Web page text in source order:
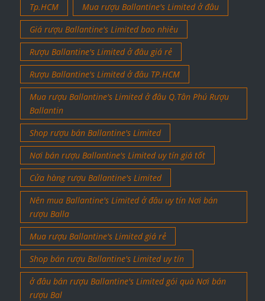
Tp.HCM
Mua rượu Ballantine's Limited ở đâu
Giá rượu Ballantine's Limited bao nhiêu
Rượu Ballantine's Limited ở đâu giá rẻ
Rượu Ballantine's Limited ở đâu TP.HCM
Mua rượu Ballantine's Limited ở đâu Q.Tân Phú Rượu
Ballantin
Shop rượu bán Ballantine's Limited
Nơi bán rượu Ballantine's Limited uy tín giá tốt
Cửa hàng rượu Ballantine's Limited
Nên mua Ballantine's Limited ở đâu uy tín Nơi bán
rượu Balla
Mua rượu Ballantine's Limited giá rẻ
Shop bán rượu Ballantine's Limited uy tín
ở đâu bán rượu Ballantine's Limited gói quà Nơi bán
rượu Bal